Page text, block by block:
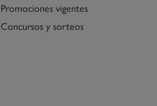
Promociones vigentes
Concursos y sorteos